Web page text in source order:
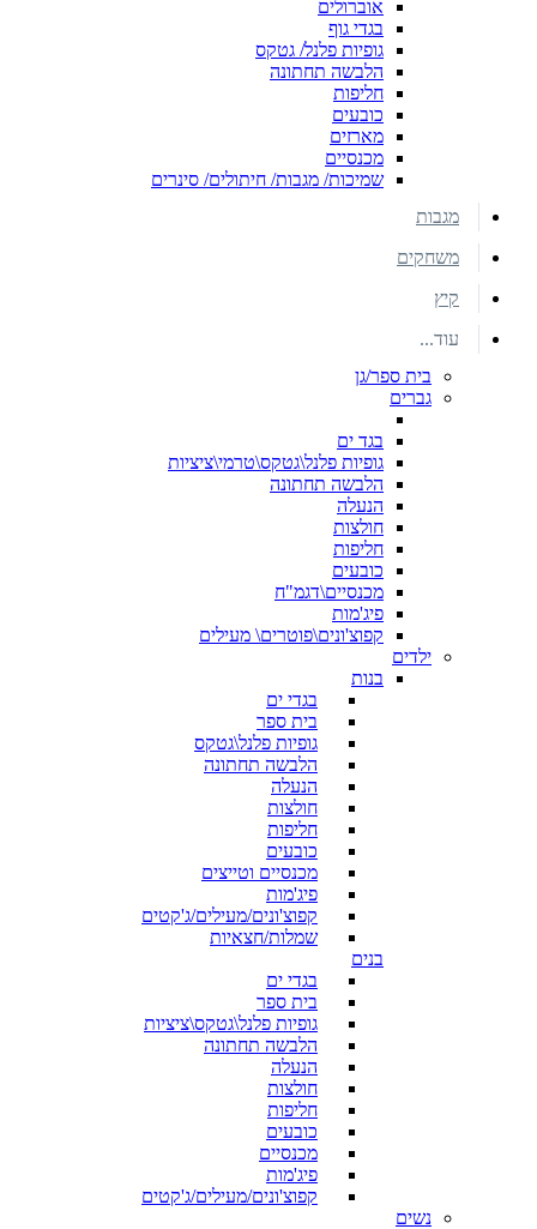
אוברולים
בגדי גוף
גופיות פלנל/ גטקס
הלבשה תחתונה
חליפות
כובעים
מארזים
מכנסיים
שמיכות/ מגבות/ חיתולים/ סינרים
מגבות
משחקים
קיץ
עוד...
בית ספר/גן
גברים
בגד ים
גופיות פלנל\גטקס\טרמי\ציציות
הלבשה תחתונה
הנעלה
חולצות
חליפות
כובעים
מכנסיים\דגמ"ח
פיג'מות
קפוצ'ונים\פוטרים\ מעילים
ילדים
בנות
בגדי ים
בית ספר
גופיות פלנל\גטקס
הלבשה תחתונה
הנעלה
חולצות
חליפות
כובעים
מכנסיים וטייצים
פיג'מות
קפוצ'ונים/מעילים/ג'קטים
שמלות/חצאיות
בנים
בגדי ים
בית ספר
גופיות פלנל\גטקס\ציציות
הלבשה תחתונה
הנעלה
חולצות
חליפות
כובעים
מכנסיים
פיג'מות
קפוצ'ונים/מעילים/ג'קטים
נשים